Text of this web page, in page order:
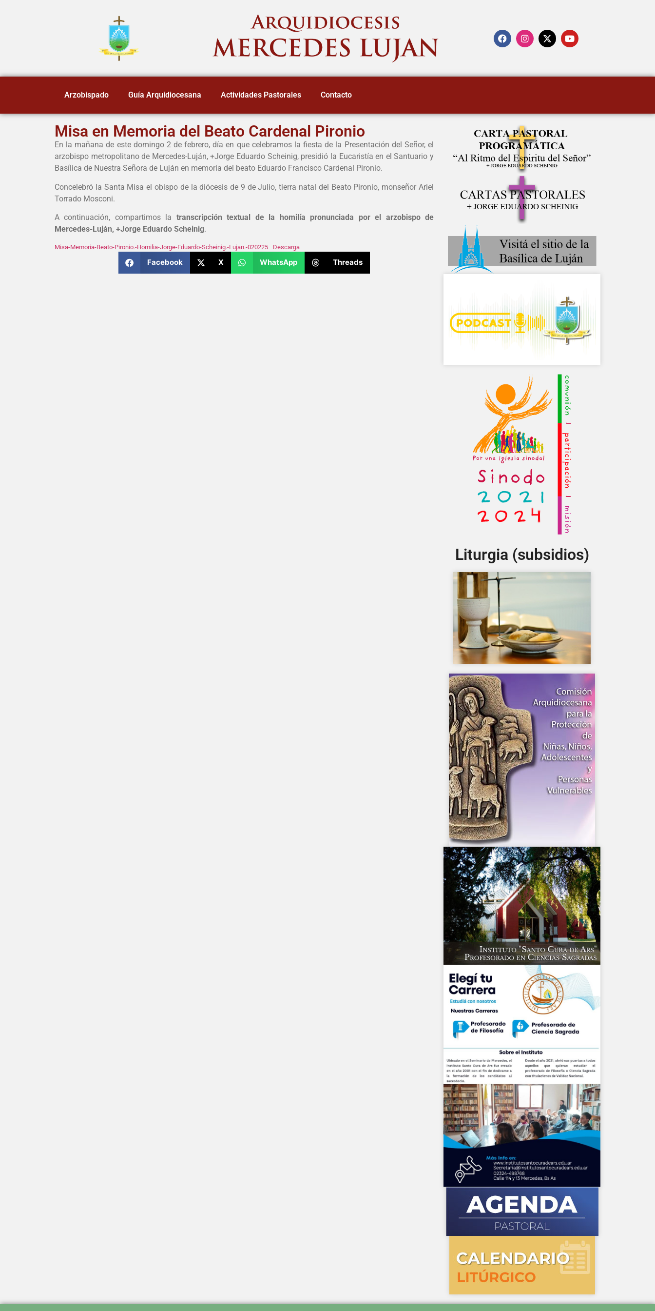
Arzobispado Guía Arquidiocesana Actividades Pastorales Contacto
Misa en Memoria del Beato Cardenal Pironio
En la mañana de este domingo 2 de febrero, día en que celebramos la fiesta de la Presentación del Señor, el
arzobispo metropolitano de Mercedes-Luján, +Jorge Eduardo Scheinig, presidió la Eucaristía en el Santuario y
Basílica de Nuestra Señora de Luján en memoria del beato Eduardo Francisco Cardenal Pironio.
Concelebró la Santa Misa el obispo de la diócesis de 9 de Julio, tierra natal del Beato Pironio, monseñor Ariel
Torrado Mosconi.
A continuación, compartimos la transcripción textual de la homilía pronunciada por el arzobispo de
Mercedes-Luján, +Jorge Eduardo Scheinig.
Misa-Memoria-Beato-Pironio.-Homilia-Jorge-Eduardo-Scheinig.-Lujan.-020225 Descarga
Facebook X WhatsApp Threads
Liturgia (subsidios)